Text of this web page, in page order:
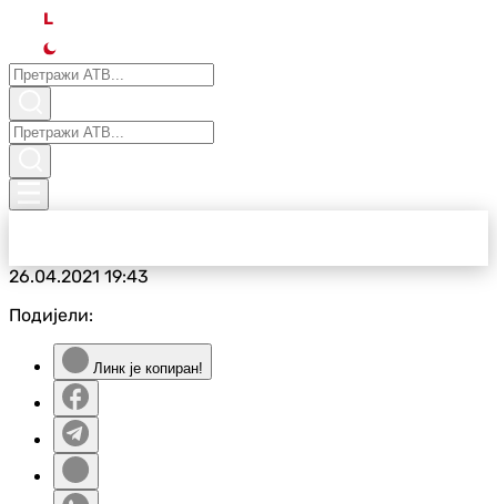
L
26.04.202119:43
Подијели:
Линк је копиран!